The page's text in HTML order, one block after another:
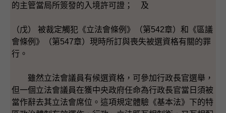
的主管當局所簽發的入境許可證； 及
（戊） 被裁定觸犯《立法會條例》（第542章）和《區議
會條例》（第547章）現時所訂與喪失被選資格有關的罪
行。
雖然立法會議員有候選資格，可參加行政長官選舉，
但一個立法會議員在獲中央政府任命為行政長官當日須被
當作辭去其立法會席位。這項規定體驗《基本法》下的特